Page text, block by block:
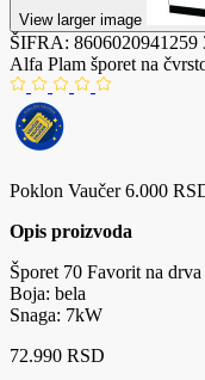
View larger image
ŠIFRA: 8606020941259
Alfa Plam šporet na
Poklon Vaučer 6.000
Opis proizvoda
Šporet 70 Favorit na
Boja: bela
Snaga: 7kW
72.990 RSD